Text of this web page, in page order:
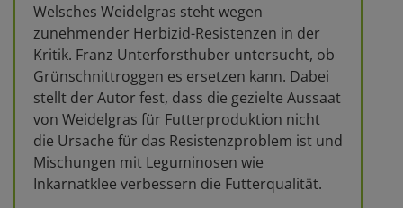
Welsches Weidelgras steht wegen
zunehmender Herbizid-Resistenzen in der
Kritik. Franz Unterforsthuber untersucht, ob
Grünschnittroggen es ersetzen kann. Dabei
stellt der Autor fest, dass die gezielte Aussaat
von Weidelgras für Futterproduktion nicht
die Ursache für das Resistenzproblem ist und
Mischungen mit Leguminosen wie
Inkarnatklee verbessern die Futterqualität.